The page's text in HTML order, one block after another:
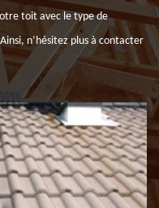
toit avec le type de
n’hésitez plus à contacter